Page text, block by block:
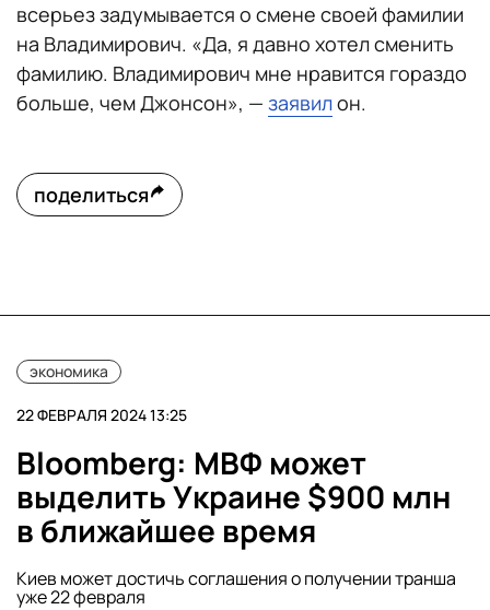
всерьез задумывается о смене своей фамилии
на Владимирович. «Да, я давно хотел сменить
фамилию. Владимирович мне нравится гораздо
больше, чем Джонсон», — заявилон.
поделиться
экономика
22 ФЕВРАЛЯ 2024 13:25
Bloomberg: МВФ может
выделить Украине $900 млн
в ближайшее время
Киев может достичь соглашения о получении транша
уже 22 февраля